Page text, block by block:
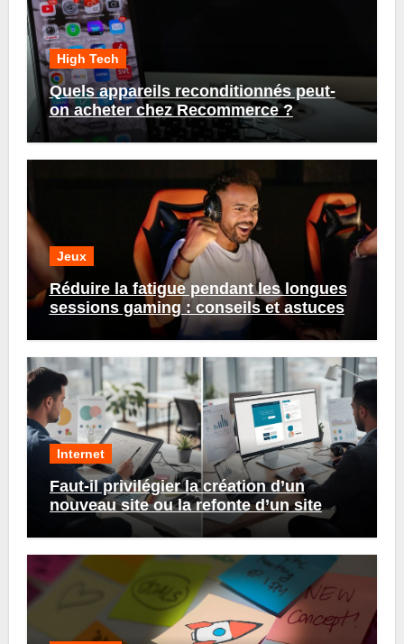
High Tech
Quels appareils reconditionnés peut-
on acheter chez Recommerce ?
Jeux
Réduire la fatigue pendant les longues
sessions gaming : conseils et astuces
Internet
Faut-il privilégier la création d’un
nouveau site ou la refonte d’un site
existant ?